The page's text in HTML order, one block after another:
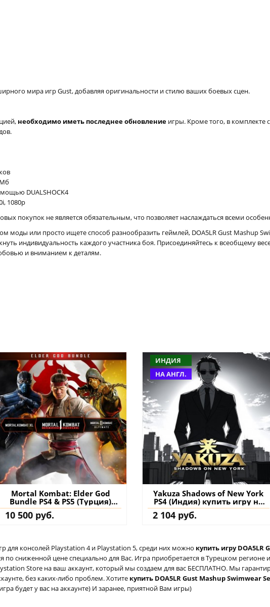
мира игр Gust, добавляя оригинальности и стилю ваших боевых сцен.
необходимо иметь последнее обновление игры. Кроме того, в комплекте
DUALSHOCK4
1080p
покупок не является обязательным, что позволяет наслаждаться всеми
моды или просто ищете способ разнообразить геймлей, DOA5LR Gust Mashup
индивидуальность каждого участника боя. Присоединяйтесь к всеобщему
и вниманием к деталям.
Mortal Kombat: Elder God
Bundle PS4 & PS5 (Турция)
купить
10 500 руб.
ИНДИЯ
НА АНГЛ.
Yakuza Shadows of New York
PS4 (Индия) купить игру на
аккаунт
2 104 руб.
для консолей Playstation 4 и Playstation 5, среди них можно купить игру DOA5LR
по сниженной цене специально для Вас. Игра приобретается в Турецком
Store на ваш аккаунт, который мы создаем для вас БЕСПЛАТНО. Мы
без каких-либо проблем. Хотите купить DOA5LR Gust Mashup Swimwear
будет у вас на аккаунте) И заранее, приятной Вам игры)